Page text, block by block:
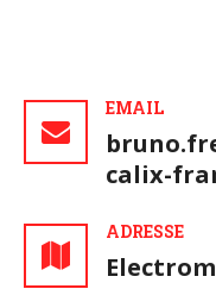
EMAIL
calix-
ADRESSE